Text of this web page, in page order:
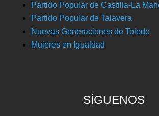
Partido Popular de Castilla-La
Partido Popular de Talavera
Nuevas Generaciones de Toledo
Mujeres en Igualdad
SÍGUENOS